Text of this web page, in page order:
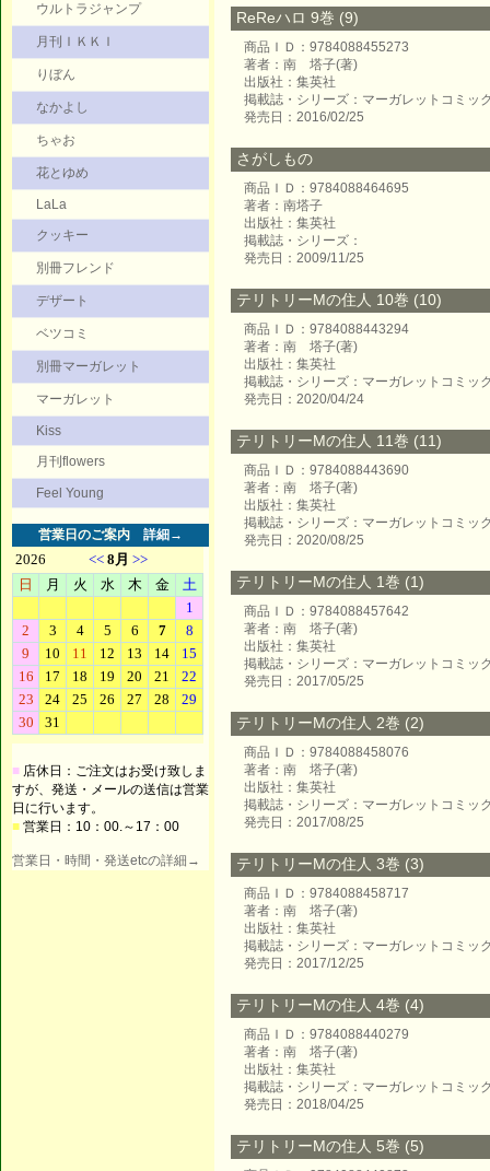
ウルトラジャンプ
月刊ＩＫＫＩ
りぼん
なかよし
ちゃお
花とゆめ
LaLa
クッキー
別冊フレンド
デザート
ベツコミ
別冊マーガレット
マーガレット
Kiss
月刊flowers
Feel Young
営業日のご案内 詳細→
■ 店休日：ご注文はお受け致しま
すが、発送・メールの送信は営業
日に行います。
■ 営業日：10：00.～17：00
営業日・時間・発送etcの詳細→
ReReハロ 9巻 (9)
商品ＩＤ：9784088455273
著者：南 塔子(著)
出版社：集英社
掲載誌・シリーズ：マーガレットコミッ
発売日：2016/02/25
さがしもの
商品ＩＤ：9784088464695
著者：南塔子
出版社：集英社
掲載誌・シリーズ：
発売日：2009/11/25
テリトリーMの住人 10巻 (10)
商品ＩＤ：9784088443294
著者：南 塔子(著)
出版社：集英社
掲載誌・シリーズ：マーガレットコミッ
発売日：2020/04/24
テリトリーMの住人 11巻 (11)
商品ＩＤ：9784088443690
著者：南 塔子(著)
出版社：集英社
掲載誌・シリーズ：マーガレットコミッ
発売日：2020/08/25
テリトリーMの住人 1巻 (1)
商品ＩＤ：9784088457642
著者：南 塔子(著)
出版社：集英社
掲載誌・シリーズ：マーガレットコミッ
発売日：2017/05/25
テリトリーMの住人 2巻 (2)
商品ＩＤ：9784088458076
著者：南 塔子(著)
出版社：集英社
掲載誌・シリーズ：マーガレットコミッ
発売日：2017/08/25
テリトリーMの住人 3巻 (3)
商品ＩＤ：9784088458717
著者：南 塔子(著)
出版社：集英社
掲載誌・シリーズ：マーガレットコミッ
発売日：2017/12/25
テリトリーMの住人 4巻 (4)
商品ＩＤ：9784088440279
著者：南 塔子(著)
出版社：集英社
掲載誌・シリーズ：マーガレットコミッ
発売日：2018/04/25
テリトリーMの住人 5巻 (5)